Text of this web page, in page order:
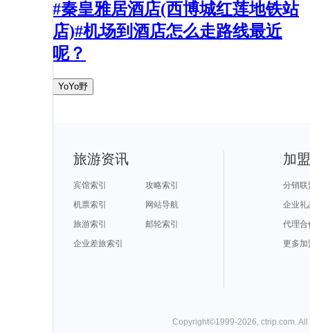
#秦皇雅居酒店(西博城红莲地铁站
店)#机场到酒店怎么走路线最近
呢？
YoYo野
旅游资讯
宾馆索引
攻略索引
机票索引
网站导航
旅游索引
邮轮索引
企业差旅索引
加
分销联
企业礼
代理合
更多加
Copyright©1999-2026 ctrip.com .